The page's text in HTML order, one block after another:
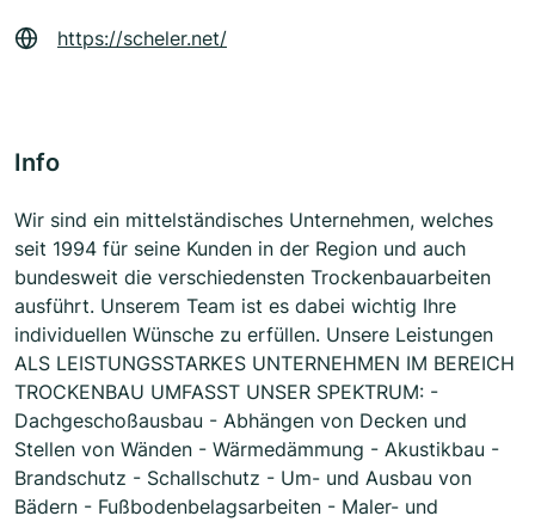
https://scheler.net/
Info
Wir sind ein mittelständisches Unternehmen, welches
seit 1994 für seine Kunden in der Region und auch
bundesweit die verschiedensten Trockenbauarbeiten
ausführt. Unserem Team ist es dabei wichtig Ihre
individuellen Wünsche zu erfüllen. Unsere Leistungen
ALS LEISTUNGSSTARKES UNTERNEHMEN IM BEREICH
TROCKENBAU UMFASST UNSER SPEKTRUM: -
Dachgeschoßausbau - Abhängen von Decken und
Stellen von Wänden - Wärmedämmung - Akustikbau -
Brandschutz - Schallschutz - Um- und Ausbau von
Bädern - Fußbodenbelagsarbeiten - Maler- und